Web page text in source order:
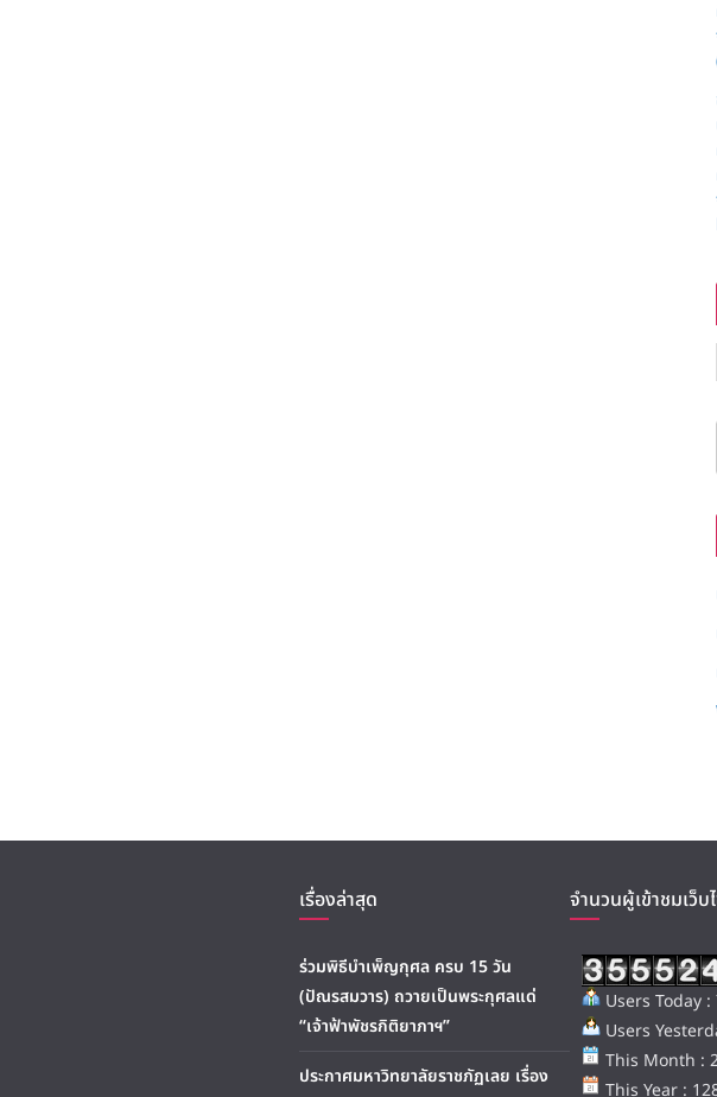
เรื่องล่าสุด
ร่วมพิธีบำเพ็ญกุศล ครบ 15 วัน
(ปัณรสมวาร) ถวายเป็นพระกุศลแด่
“เจ้าฟ้าพัชรกิติยาภาฯ”
ประกาศมหาวิทยาลัยราชภัฏเลย เรื่อง
จำนวนผู้เข้าชมเว็บ
Users Today :
Users
This Month :
This Year :